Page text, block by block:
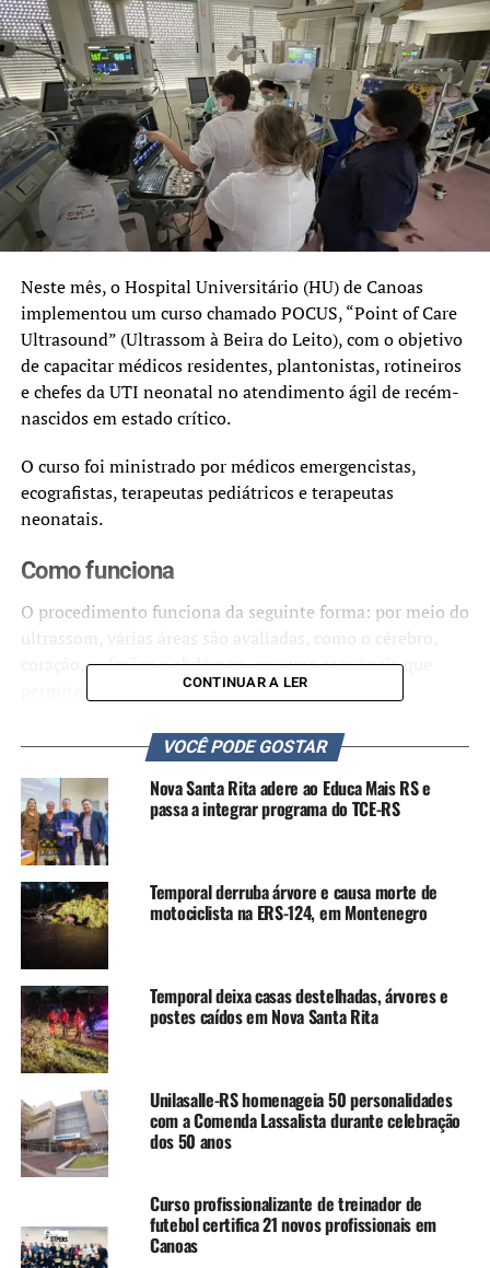
Neste mês, o Hospital Universitário (HU) de Canoas
implementou um curso chamado POCUS, “Point of Care
Ultrasound” (Ultrassom à Beira do Leito), com o objetivo
de capacitar médicos residentes, plantonistas, rotineiros
e chefes da UTI neonatal no atendimento ágil de recém-
nascidos em estado crítico.
O curso foi ministrado por médicos emergencistas,
ecografistas, terapeutas pediátricos e terapeutas
neonatais.
Como funciona
O procedimento funciona da seguinte forma: por meio do
ultrassom, várias áreas são avaliadas, como o cérebro,
coração, pulmões e abdômen, em uma sequência que
permite um diagnóstico rápido das causas da
Essa abordagem segue um protocolo de segurança para a
avaliação de recém-nascidos, possibilitando uma
intervenção rápida e reduzindo as chances de danos
colaterais e sequelas.
Com essa nova capacitação, a UTI Neonatal do HU obtém
um avanço significativo na qualidade do atendimento,
uma vez que os médicos estão aptos a utilizar o
equipamento de ecografia para realizar diagnósticos em
situações de emergência.
TÓPICOS RELACIONADOS:
FEATURED
HOSPITAL UNIVERSITÁRIO DE CANOAS
HU
MÉDICOS
SAÚDE
URGÊNCIAS UTI
A SEGUIR UP
Covid e gripe: Veja onde se vacinar em Canoas
Aproveite para se vacinar contra gripe e covid nesta
quarta-feira
CONTINUAR A LER
VOCÊ PODE GOSTAR
Nova Santa Rita adere ao Educa Mais RS e
passa a integrar programa do TCE-RS
Temporal derruba árvore e causa morte de
motociclista na ERS-124, em Montenegro
Temporal deixa casas destelhadas, árvores e
postes caídos em Nova Santa Rita
Unilasalle-RS homenageia 50 personalidades
com a Comenda Lassalista durante celebração
dos 50 anos
Curso profissionalizante de treinador de
futebol certifica 21 novos profissionais em
Canoas